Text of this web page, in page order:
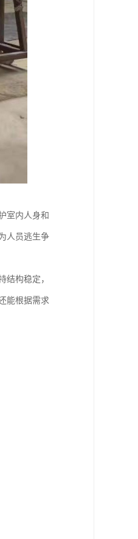
室内人身和
人员逃生争
结构稳定，
能根据需求